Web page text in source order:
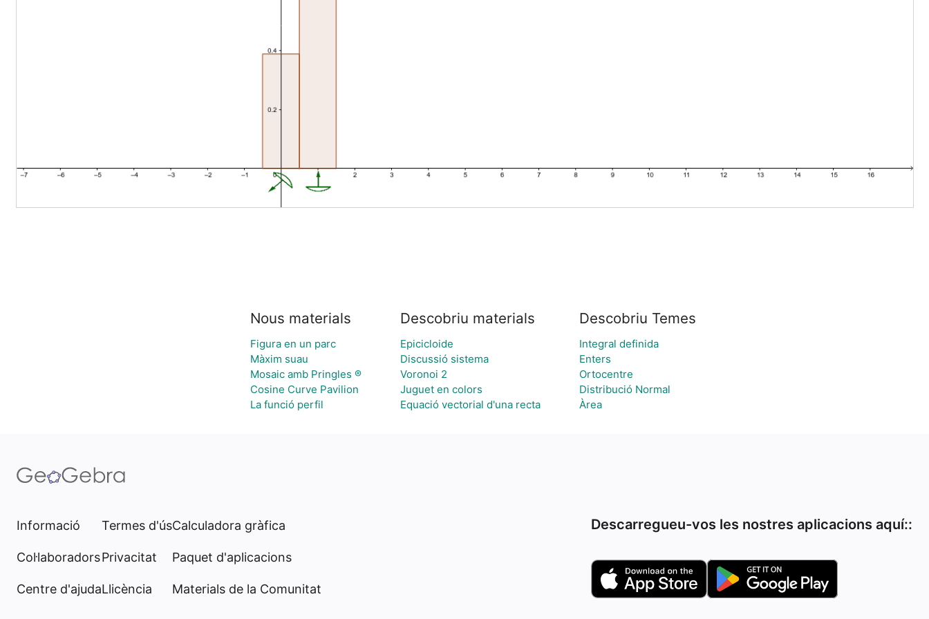
Nous materials
Figura en un parc
Màxim suau
Mosaic amb Pringles ®
Cosine Curve Pavilion
La funció perfil
Descobriu materials
Epicicloide
Discussió sistema
Voronoi 2
Juguet en colors
Equació vectorial d'una recta
Descobriu Temes
Integral definida
Enters
Ortocentre
Distribució Normal
Àrea
Informació
Col·laboradors
Centre d'ajuda
Termes d'ús
Privacitat
Llicència
Calculadora gràfica
Paquet d'aplicacions
Materials de la Comunitat
Descarregueu-vos les nostres aplicacions aquí::